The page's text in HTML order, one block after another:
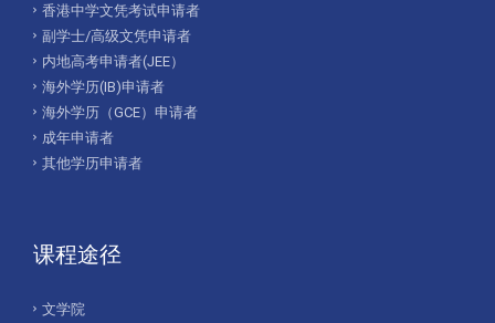
香港中学文凭考试申请者
副学士/高级文凭申请者
内地高考申请者(JEE）
海外学历(IB)申请者
海外学历（GCE）申请者
成年申请者
其他学历申请者
课程途径
文学院